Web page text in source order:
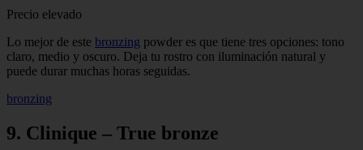
Precio elevado
Lo mejor de este bronzing powder es que tiene tres opciones: tono
claro, medio y oscuro. Deja tu rostro con iluminación natural y
puede durar muchas horas seguidas.
bronzing
9. Clinique – True bronze